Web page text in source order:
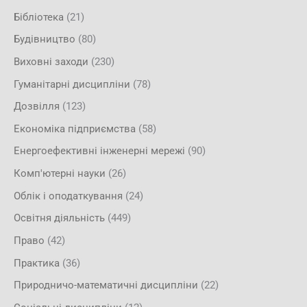
Бібліотека (21)
Будівництво (80)
Виховні заходи (230)
Гуманітарні дисципліни (78)
Дозвілля (123)
Економіка підприємства (58)
Енергоефективні інженерні мережі (90)
Комп'ютерні науки (26)
Облік і оподаткування (24)
Освітня діяльність (449)
Право (42)
Практика (36)
Природничо-математичні дисципліни (22)